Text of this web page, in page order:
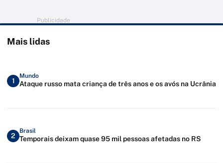
Publicidade
Mais lidas
1
Mundo
Ataque russo mata criança de três anos e os avós na Ucrânia
2
Brasil
Temporais deixam quase 95 mil pessoas afetadas no RS